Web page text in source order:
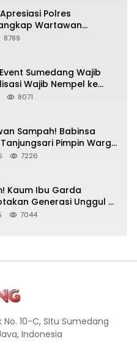
Polres
Wartawan
Kades
8789
Sumedang Wajib
Wajib Nempel ke
8071
Sampah! Babinsa
Pimpin Warga
Gorong & Plastik
7226
Kaum Ibu Garda
Generasi Unggul di
7044
10-C, SItu Sumedang
Indonesia